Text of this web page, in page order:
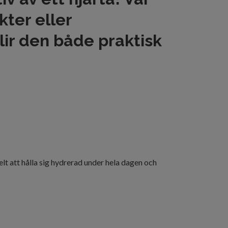
eller
den både praktisk
att hålla sig hydrerad under hela dagen och